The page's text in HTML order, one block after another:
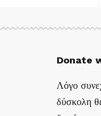
Donate
Λόγο
δύσκολη